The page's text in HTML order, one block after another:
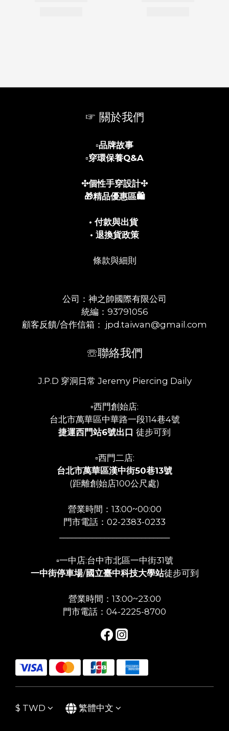
☞ 關於我們
▫️品牌故事
▫️穿環保養Q&A
✣個性手穿設計✣
🎁精品優惠區🛍️
• 付款與出貨
• 退換貨政策
條款與細則
公司：神之帥國際有限公司
統編：93791056
顧客反饋/合作信箱： jpd.taiwan@gmail.com
☏聯絡我們
J.P.D 穿洞日常 Jeremy Piercing Daily
▫️西門創始店:
台北市萬華區中華路一段114巷4號
捷運西門站6號出口 徒步可到
▫️西門二店:
台北市萬華區漢中街50巷13號
(距離創始店100公尺處)
營業時間：13:00~00:00
門市電話：02-2383-0233
▫️一中店:台中市北區一中街31號
一中街停車場/國立臺中科技大學站徒步可到
營業時間：13:00~23:00
門市電話：04-2225-8700
$ TWD 繁體中文